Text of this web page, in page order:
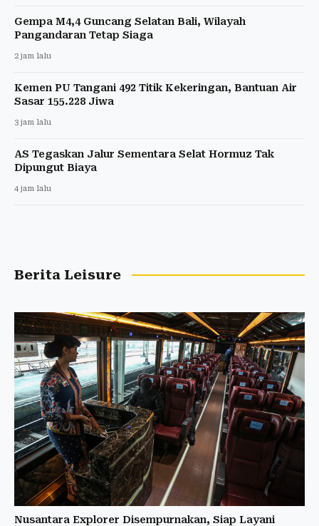
Gempa M4,4 Guncang Selatan Bali, Wilayah
Pangandaran Tetap Siaga
2 jam lalu
Kemen PU Tangani 492 Titik Kekeringan, Bantuan Air
Sasar 155.228 Jiwa
3 jam lalu
AS Tegaskan Jalur Sementara Selat Hormuz Tak
Dipungut Biaya
4 jam lalu
Berita Leisure
Nusantara Explorer Disempurnakan, Siap Layani